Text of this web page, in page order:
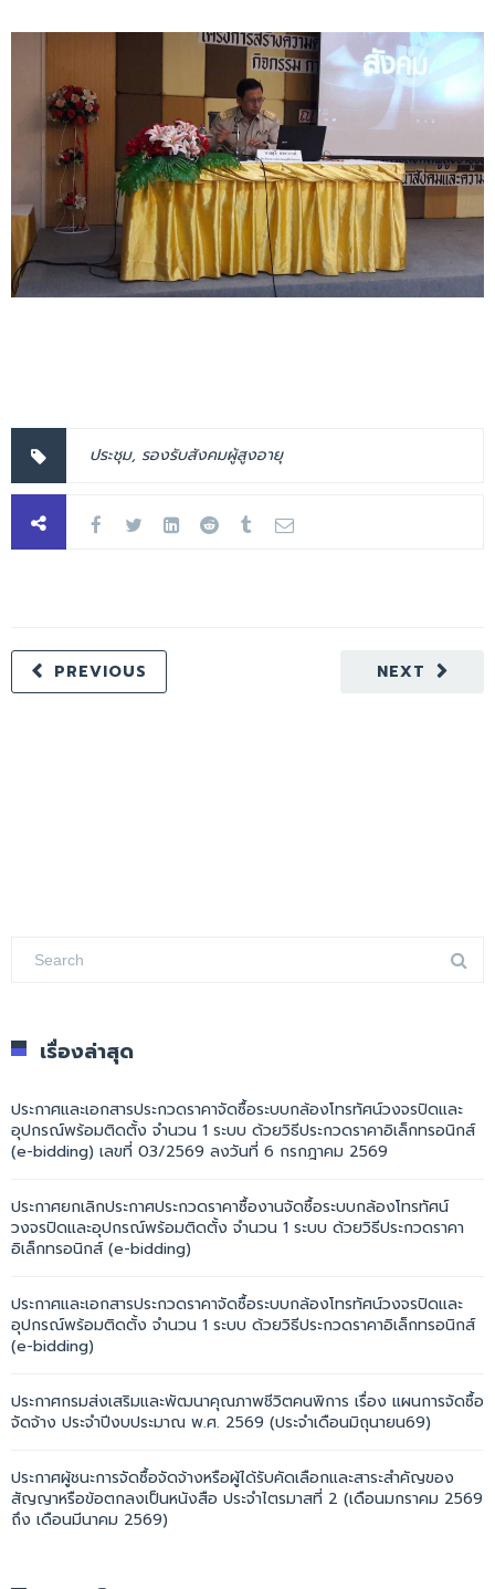
ประชุม, รองรับสังคมผู้สูงอายุ
NEXT
PREVIOUS
เรื่องล่าสุด
ประกาศและเอกสารประกวดราคาจัดซื้อระบบกล้องโทรทัศน์วงจรปิดและ
อุปกรณ์พร้อมติดตั้ง จำนวน 1 ระบบ ด้วยวิธีประกวดราคาอิเล็กทรอนิกส์
(e-bidding) เลขที่ 03/2569 ลงวันที่ 6 กรกฎาคม 2569
ประกาศยกเลิกประกาศประกวดราคาซื้องานจัดซื้อระบบกล้องโทรทัศน์
วงจรปิดและอุปกรณ์พร้อมติดตั้ง จำนวน 1 ระบบ ด้วยวิธีประกวดราคา
อิเล็กทรอนิกส์ (e-bidding)
ประกาศและเอกสารประกวดราคาจัดซื้อระบบกล้องโทรทัศน์วงจรปิดและ
อุปกรณ์พร้อมติดตั้ง จำนวน 1 ระบบ ด้วยวิธีประกวดราคาอิเล็กทรอนิกส์
(e-bidding)
ประกาศกรมส่งเสริมและพัฒนาคุณภาพชีวิตคนพิการ เรื่อง แผนการจัดซื้อ
จัดจ้าง ประจำปีงบประมาณ พ.ศ. 2569 (ประจำเดือนมิถุนายน69)
ประกาศผู้ชนะการจัดซื้อจัดจ้างหรือผู้ได้รับคัดเลือกและสาระสำคัญของ
สัญญาหรือข้อตกลงเป็นหนังสือ ประจำไตรมาสที่ 2 (เดือนมกราคม 2569
ถึง เดือนมีนาคม 2569)